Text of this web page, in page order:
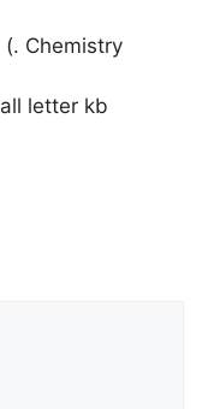
Chemistry
letter kb